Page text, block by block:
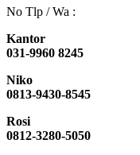
No Tlp / Wa :
Kantor
031-9960 8245
Niko
0813-9430-8545
Rosi
0812-3280-5050